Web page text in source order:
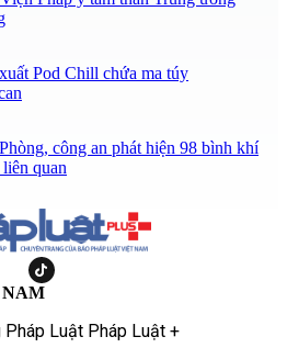
Pod Chill chứa ma túy
công an phát hiện 98 bình khí
quan
NAM
Pháp Luật Pháp Luật +